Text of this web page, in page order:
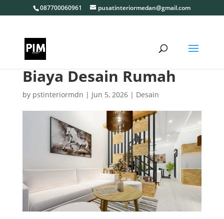
087700060961 pusatinteriormedan@gmail.com
Biaya Desain Rumah
by pstinteriormdn | Jun 5, 2026| Desain